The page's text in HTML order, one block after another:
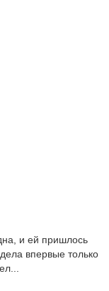
и ей пришлось
впервые только